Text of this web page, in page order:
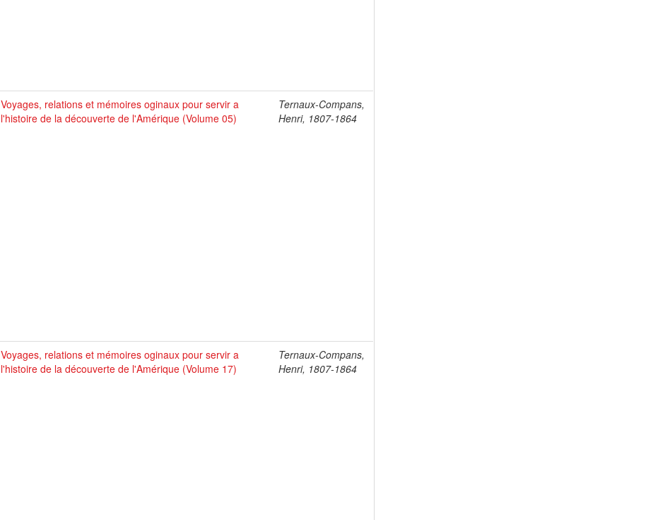
Voyages, relations et mémoires oginaux pour servir a
l'histoire de la découverte de l'Amérique (Volume 05)
Ternaux-Compans,
Henri, 1807-1864
Voyages, relations et mémoires oginaux pour servir a
l'histoire de la découverte de l'Amérique (Volume 17)
Ternaux-Compans,
Henri, 1807-1864